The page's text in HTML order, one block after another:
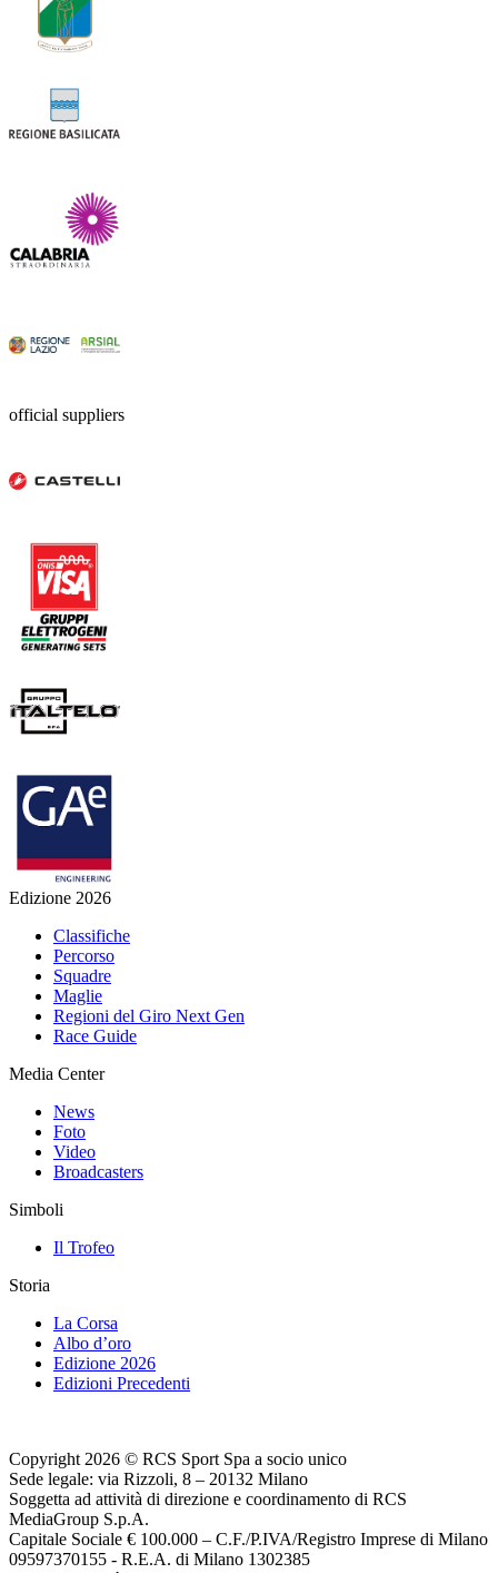
official suppliers
Edizione 2026
Classifiche
Percorso
Squadre
Maglie
Regioni del Giro Next Gen
Race Guide
Media Center
News
Foto
Video
Broadcasters
Simboli
Il Trofeo
Storia
La Corsa
Albo d’oro
Edizione 2026
Edizioni Precedenti
Copyright 2026 © RCS Sport Spa a socio unico
Sede legale: via Rizzoli, 8 – 20132 Milano
Soggetta ad attività di direzione e coordinamento di RCS
MediaGroup S.p.A.
Capitale Sociale € 100.000 – C.F./P.IVA/Registro Imprese di Milano
09597370155 - R.E.A. di Milano 1302385